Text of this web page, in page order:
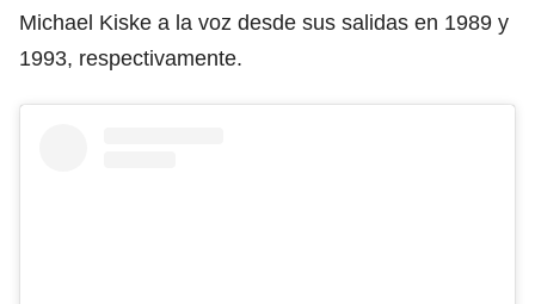
Michael Kiske a la voz desde sus salidas en 1989 y
1993, respectivamente.